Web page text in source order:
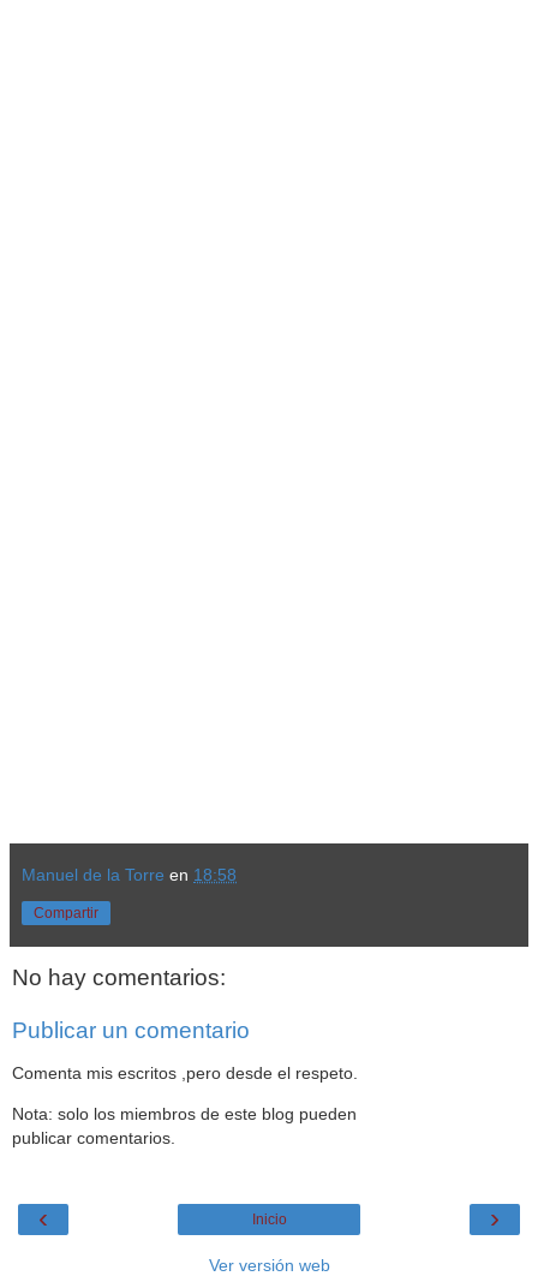
Manuel de la Torre en 18:58
Compartir
No hay comentarios:
Publicar un comentario
Comenta mis escritos ,pero desde el respeto.
Nota: solo los miembros de este blog pueden
publicar comentarios.
‹ ›
Inicio
Ver versión web